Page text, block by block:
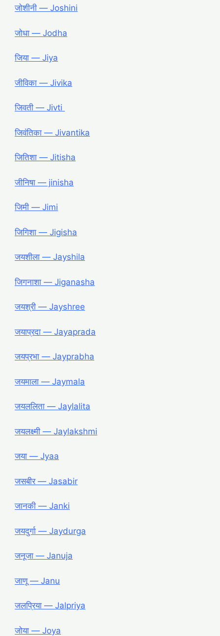
जोशीनी ― Joshini
जोधा ― Jodha
जिया ― Jiya
जीविका ― Jivika
जिवती ― Jivti
जिवंतिका ― Jivantika
जितिशा ― Jitisha
जीनिषा ― jinisha
जिमी ― Jimi
जिगिशा ― Jigisha
जयशीला ― Jayshila
जिगनाशा ― Jiganasha
जयश्री ― Jayshree
जयाप्रदा ― Jayaprada
जयप्रभा ― Jayprabha
जयमाला ― Jaymala
जयललिता ― Jaylalita
जयलक्ष्मी ― Jaylakshmi
जया ― Jyaa
जसबीर ― Jasabir
जानकी ― Janki
जयदुर्गा ― Jaydurga
जनूजा ― Januja
जाणू ― Janu
जलप्रिया ― Jalpriya
जोया ― Joya